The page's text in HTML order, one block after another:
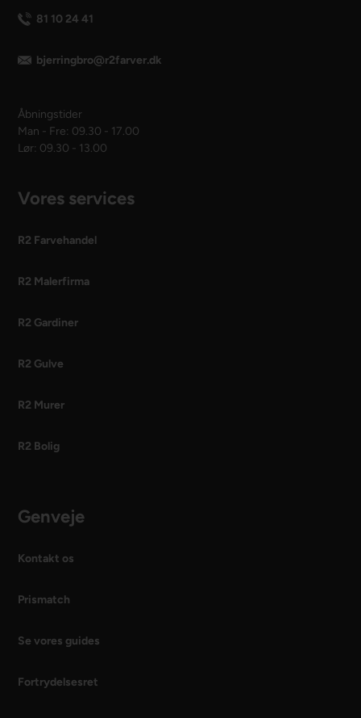
81 10 24 41
bjerringbro@r2farver.dk
Åbningstider
Man - Fre: 09.30 - 17.00
Lør: 09.30 - 13.00
Vores services
R2 Farvehandel
R2 Malerfirma
R2 Gardiner
R2 Gulve
R2 Murer
R2 Bolig
Genveje
Kontakt os
Prismatch
Se vores guides
Fortrydelsesret